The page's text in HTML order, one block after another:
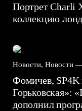
Портрет Charli
коллекцию
Новости, Новости
Фомичев, SP4K
Горьковская»:
дополнил